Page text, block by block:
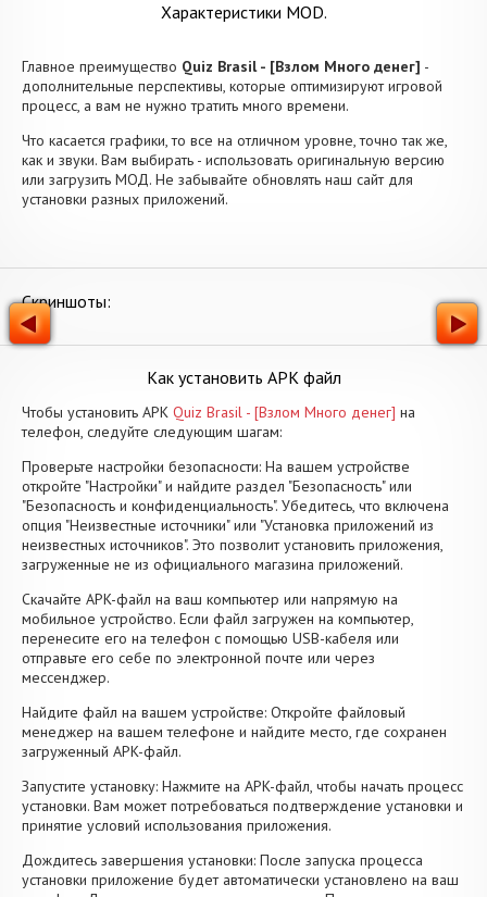
Характеристики MOD.
Главное преимущество Quiz Brasil - [Взлом Много денег] -
дополнительные перспективы, которые оптимизируют игровой
процесс, а вам не нужно тратить много времени.
Что касается графики, то все на отличном уровне, точно так же,
как и звуки. Вам выбирать - использовать оригинальную версию
или загрузить МОД. Не забывайте обновлять наш сайт для
установки разных приложений.
Скриншоты:
Как установить APK файл
Чтобы установить APK Quiz Brasil - [Взлом Много денег] на
телефон, следуйте следующим шагам:
Проверьте настройки безопасности: На вашем устройстве
откройте "Настройки" и найдите раздел "Безопасность" или
"Безопасность и конфиденциальность". Убедитесь, что включена
опция "Неизвестные источники" или "Установка приложений из
неизвестных источников". Это позволит установить приложения,
загруженные не из официального магазина приложений.
Скачайте APK-файл на ваш компьютер или напрямую на
мобильное устройство. Если файл загружен на компьютер,
перенесите его на телефон с помощью USB-кабеля или
отправьте его себе по электронной почте или через
мессенджер.
Найдите файл на вашем устройстве: Откройте файловый
менеджер на вашем телефоне и найдите место, где сохранен
загруженный APK-файл.
Запустите установку: Нажмите на APK-файл, чтобы начать процесс
установки. Вам может потребоваться подтверждение установки и
принятие условий использования приложения.
Дождитесь завершения установки: После запуска процесса
установки приложение будет автоматически установлено на ваш